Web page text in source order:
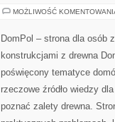
MOŻLIWOŚĆ
DomPol – strona dla osób
konstrukcjami z drewna
poświęcony tematyce
rzeczowe źródło wiedzy
poznać zalety drewna.